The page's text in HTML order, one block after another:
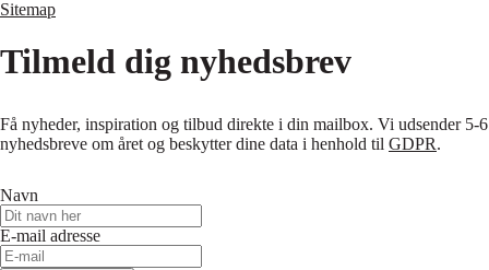
Sitemap
Tilmeld dig nyhedsbrev
Få nyheder, inspiration og tilbud direkte i din mailbox. Vi udsender 5-6
nyhedsbreve om året og beskytter dine data i henhold til GDPR.
Navn
E-mail adresse